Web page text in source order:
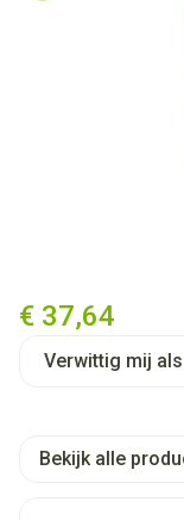
€ 37,64
Verwittig mij
Bekijk alle